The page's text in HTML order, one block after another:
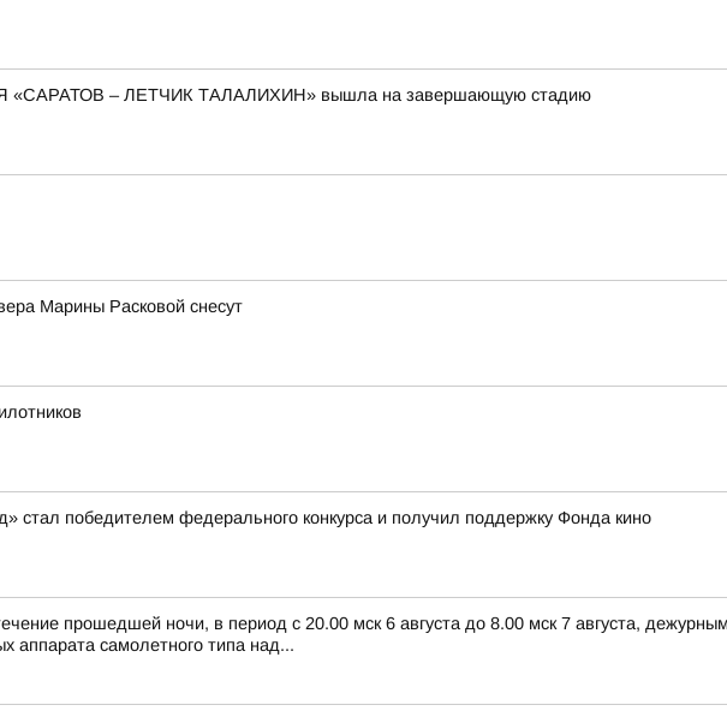
«САРАТОВ – ЛЕТЧИК ТАЛАЛИХИН» вышла на завершающую стадию
Марины Расковой снесут
стал победителем федерального конкурса и получил поддержку Фонда кино
прошедшей ночи, в период с 20.00 мск 6 августа до 8.00 мск 7 августа,
аппарата самолетного типа над...